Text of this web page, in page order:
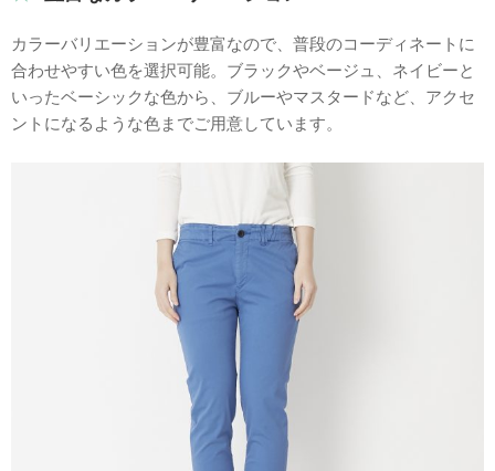
カラーバリエーションが豊富なので、普段のコーディネートに
合わせやすい色を選択可能。ブラックやベージュ、ネイビーと
いったベーシックな色から、ブルーやマスタードなど、アクセ
ントになるような色までご用意しています。